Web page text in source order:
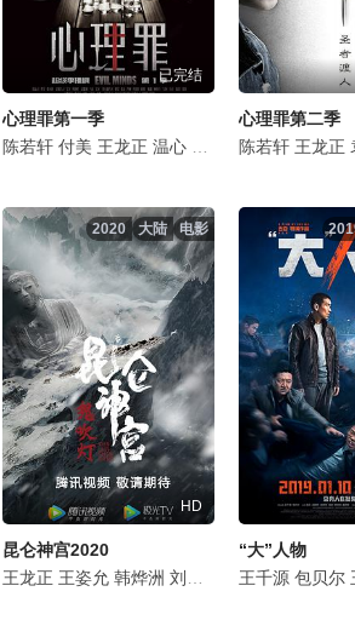
钱漪 王建新 葛四 闫楠 刘帅良 傅淼 马跃 王
已完结
心理罪第一季
陈若轩 付美 王龙正 温心 吴国华 杨大为 韩烨洲
心理罪第二季
陈若轩 王龙正
栋 李振涛 李胜荣 张芯宁 岳士涵 吴文璟 刘柏希
王滋润 刘峰超 杨帆 杨韬歌 王沛禄 蒋诗萌
王新 焦刚 马睿 谢园 成方旭 王瀚 葛四 王琇强
电影
大陆
2020
HD
昆仑神宫2020
王龙正 王姿允 韩烨洲 刘波 杨杏 马翼
“大”人物
王千源 包贝尔